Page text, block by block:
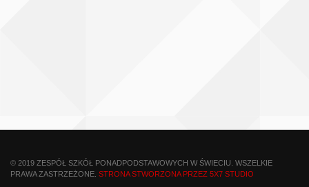
© 2019 ZESPÓŁ SZKÓŁ PONADPODSTAWOWYCH W ŚWIECIU. WSZELKIE
PRAWA ZASTRZEŻONE. STRONA STWORZONA PRZEZ 5X7 STUDIO